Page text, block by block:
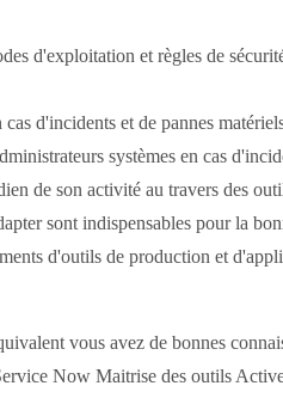
d'exploitation et règles de
d'incidents et de pannes
systèmes en cas
de son activité au travers des
sont indispensables pour la
d'outils de production et
vous avez de bonnes
Now Maitrise des outils